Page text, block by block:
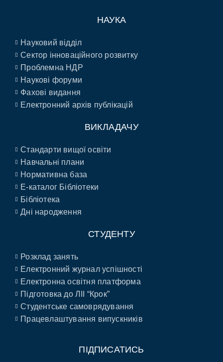
НАУКА
Науковий відділ
Сектор інноваційного розвитку
Проблемна НДР
Наукові форуми
Фахові видання
Електронний архів публікацій
ВИКЛАДАЧУ
Стандарти вищої освіти
Навчальні плани
Нормативна база
E-каталог Бібліотеки
Бібліотека
Дні народження
СТУДЕНТУ
Розклад занять
Електронний журнал успішності
Електронна освітня платформа
Підготовка до ЛІІ “Крок”
Студентське самоврядування
Працевлаштування випускників
ПІДПИСАТИСЬ